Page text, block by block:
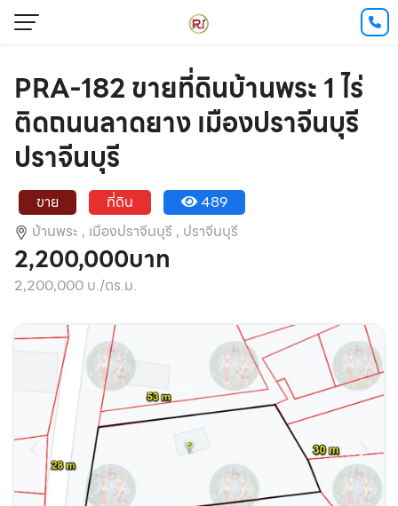
PRA-182 ขายที่ดินบ้านพระ 1 ไร่
ติดถนนลาดยาง เมืองปราจีนบุรี
ปราจีนบุรี
ขาย ที่ดิน
489
บ้านพระ , เมืองปราจีนบุรี , ปราจีนบุรี
2,200,000บาท
2,200,000 บ./ตร.ม.